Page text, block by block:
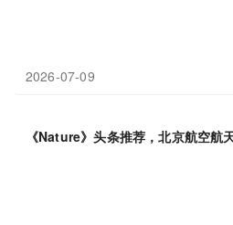
2026-07-09
《Nature》头条推荐，北京航空航